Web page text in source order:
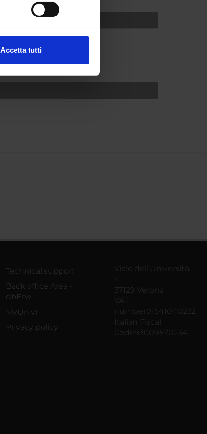
Accetta tutti
Technical support
Back office Area -
dbErw
MyUnivr
Privacy policy
Viale dell'Università
4
37129 Verona
VAT
number01541040232
Italian Fiscal
Code93009870234